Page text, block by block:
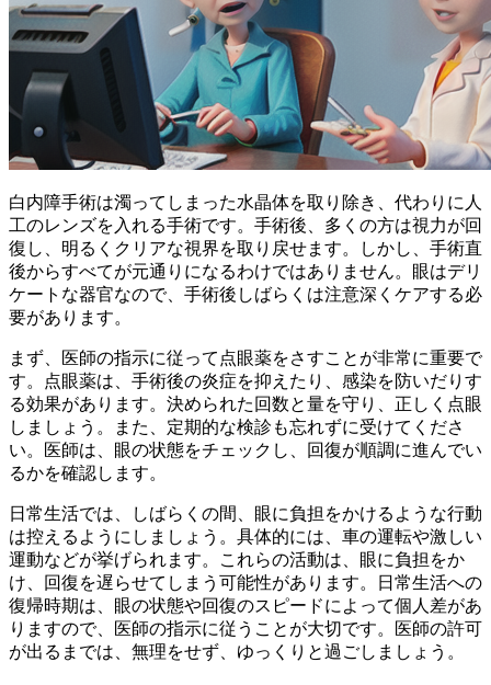
白内障手術は濁ってしまった水晶体を取り除き、代わりに人
工のレンズを入れる手術です。手術後、多くの方は視力が回
復し、明るくクリアな視界を取り戻せます。しかし、手術直
後からすべてが元通りになるわけではありません。眼はデリ
ケートな器官なので、手術後しばらくは注意深くケアする必
要があります。
まず、 医師の指示に従って点眼薬をさすことが非常に重要で
す。点眼薬は、手術後の炎症を抑えたり、感染を防いだりす
る効果があります。決められた回数と量を守り、正しく点眼
しましょう。また、 定期的な検診も忘れずに受けてくださ
い。医師は、眼の状態をチェックし、回復が順調に進んでい
るかを確認します。
日常生活では、
しばらくの間、眼に負担をかけるような行動
は控える ようにしましょう。具体的には、車の運転や激しい
運動などが挙げられます。これらの活動は、眼に負担をか
け、回復を遅らせてしまう可能性があります。日常生活への
復帰時期は、眼の状態や回復のスピードによって個人差があ
りますので、医師の指示に従うことが大切です。医師の許可
が出るまでは、無理をせず、ゆっくりと過ごしましょう。